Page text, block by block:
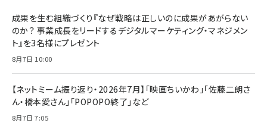
成果を生む組織づくり『なぜ戦略は正しいのに成果があがらない
のか？ 事業成長をリードするデジタルマーケティング・マネジメン
ト』を3名様にプレゼント
8月7日 10:00
【ネットミーム振り返り・2026年7月】「映画ちいかわ」「佐藤二朗さ
ん・橋本愛さん」「POPOPO終了」など
8月7日 7:05